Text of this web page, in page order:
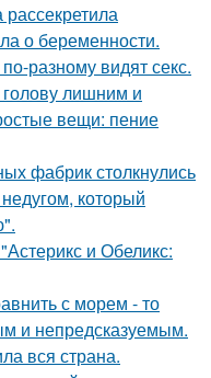
о беременности.
разному видят секс.
голову лишним и
вещи: пение
фабрик столкнулись
который
и Обеликс:
с морем - то
и непредсказуемым.
вся страна.